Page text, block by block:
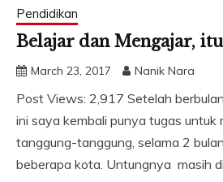
Pendidikan
Belajar dan Mengajar,
March 23, 2017 Nanik Nara
Post Views: 2,917 Setelah
ini saya kembali punya tugas untuk
tanggung-tanggung, selama 2
beberapa kota. Untungnya masih